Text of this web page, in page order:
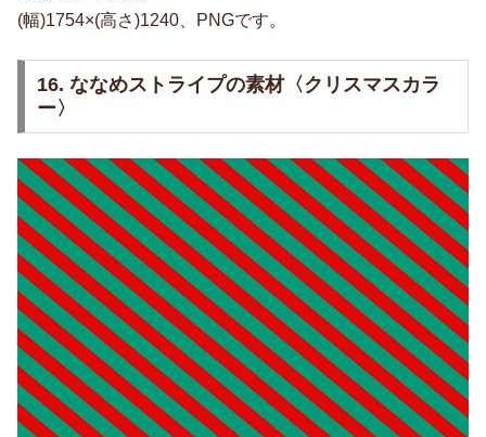
(幅)1754×(高さ)1240、PNGです。
16. ななめストライプの素材〈クリスマスカラ
ー〉